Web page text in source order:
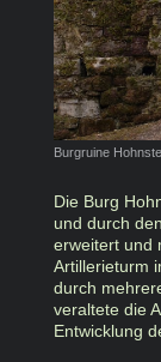
Burgruine
Die Burg
und durch
erweitert und
Artillerieturm
durch
veraltete die
Entwicklung